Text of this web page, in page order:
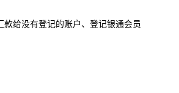
给没有登记的账户、登记银通会员